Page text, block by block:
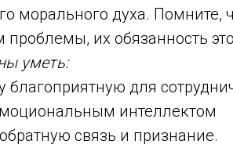
морального духа.
их обязанность
уметь:
благоприятную для
интеллектом
связь и признание.